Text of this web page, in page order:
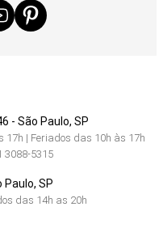
- São Paulo, SP
17h | Feriados das 10h às 17h
3088-5315
Paulo, SP
das 14h as 20h